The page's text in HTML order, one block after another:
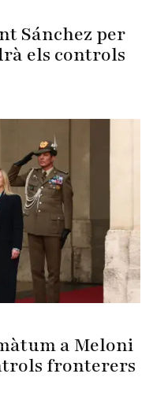
Sánchez per
els controls
a Meloni
fronterers